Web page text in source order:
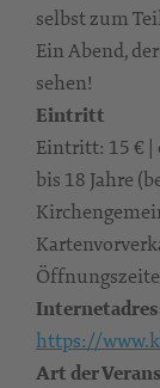
selbst zum
Ein Abend,
sehen!
Eintritt
Eintritt: 15 € |
bis 18 Jahre
https://
Art der